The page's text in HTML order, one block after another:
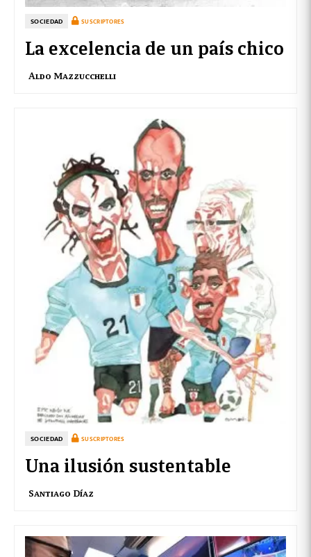
SOCIEDAD SUSCRIPTORES
La excelencia de un país chico
Aldo Mazzucchelli
SOCIEDAD SUSCRIPTORES
Una ilusión sustentable
Santiago Díaz